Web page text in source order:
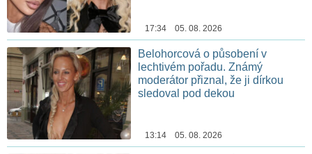
17:34 05. 08. 2026
Belohorcová o působení v
lechtivém pořadu. Známý
moderátor přiznal, že ji dírkou
sledoval pod dekou
13:14 05. 08. 2026